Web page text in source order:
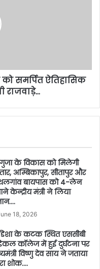
को समर्पित ऐतिहासिक
राजवाड़े…
के विकास को मिलेगी
अम्बिकापुर, सीतापुर और
बायपास को 4-लेन
केन्द्रीय मंत्री ने लिया
18, 2026
के कटक स्थित एससीबी
कॉलेज में हुई दुर्घटना पर
विष्णु देव साय ने जताया
शोक….